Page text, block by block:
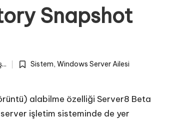
Snapshot
Posted
Sistem, Windows Server Ailesi
alabilme özelliği Server8 Beta
işletim sisteminde de yer